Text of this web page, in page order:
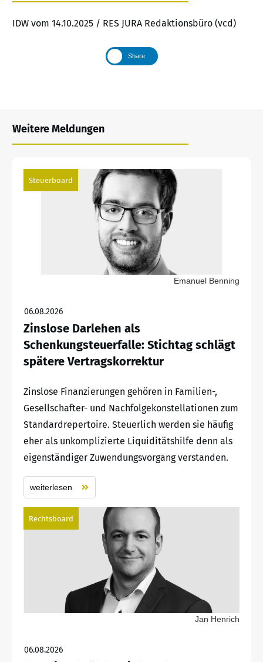
IDW vom 14.10.2025 / RES JURA Redaktionsbüro (vcd)
Share
Weitere Meldungen
Steuerboard
Emanuel Benning
06.08.2026
Zinslose Darlehen als
Schenkungsteuerfalle: Stichtag schlägt
spätere Vertragskorrektur
Zinslose Finanzierungen gehören in Familien-,
Gesellschafter- und Nachfolgekonstellationen zum
Standardrepertoire. Steuerlich werden sie häufig
eher als unkomplizierte Liquiditätshilfe denn als
eigenständiger Zuwendungsvorgang verstanden.
weiterlesen
Rechtsboard
Jan Henrich
06.08.2026